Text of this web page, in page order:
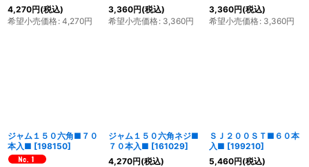
4,270円(税込)
希望小売価格: 4,270円
3,360円(税込)
希望小売価格: 3,360円
3,360円(税込)
希望小売価格: 3,360円
ジャム１５０六角■７０
本入■ [198150]
ジャム１５０六角ネジ■
７０本入■ [161029]
4,270円(税込)
ＳＪ２００ＳＴ■６０本
入■ [199210]
5,460円(税込)